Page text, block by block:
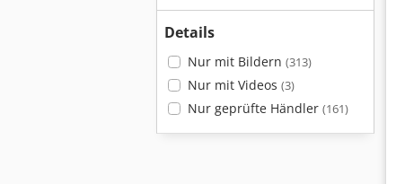
Details
Nur mit Bildern (313)
Nur mit Videos (3)
Nur geprüfte Händler (161)